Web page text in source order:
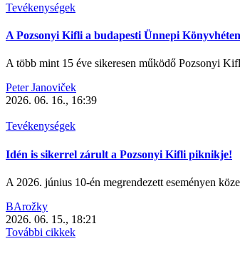
Tevékenységek
A Pozsonyi Kifli a budapesti Ünnepi Könyvhéten
A több mint 15 éve sikeresen működő Pozsonyi
Peter Janoviček
2026. 06. 16., 16:39
Tevékenységek
Idén is sikerrel zárult a Pozsonyi Kifli piknikje!
A 2026. június 10-én megrendezett eseményen
BArožky
2026. 06. 15., 18:21
További cikkek